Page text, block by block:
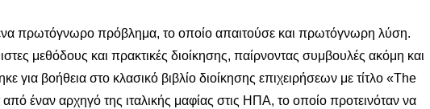
πρωτόγνωρο πρόβλημα, το οποίο απαιτούσε και πρωτόγνωρη λύση.
μεθόδους και πρακτικές διοίκησης, παίρνοντας συμβουλές ακόμη και
βοήθεια στο κλασικό βιβλίο διοίκησης επιχειρήσεων με τίτλο «The
έναν αρχηγό της ιταλικής μαφίας στις ΗΠΑ, το οποίο προτεινόταν να